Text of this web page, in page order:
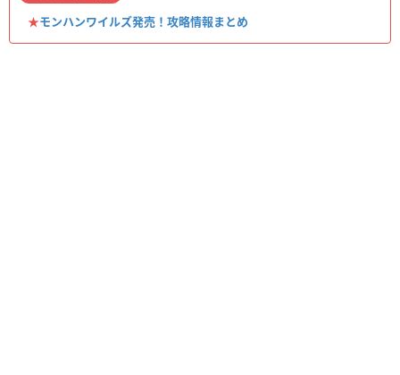
★モンハンワイルズ発売！攻略情報まとめ